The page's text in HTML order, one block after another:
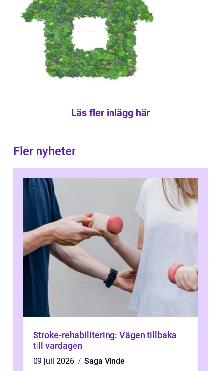
Läs fler inlägg här
Fler nyheter
Stroke-rehabilitering: Vägen tillbaka
till vardagen
09 juli 2026
Saga Vinde